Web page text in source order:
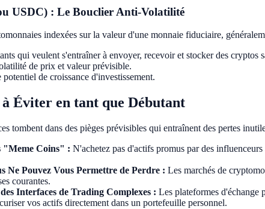
USDC) : Le Bouclier Anti-Volatilité
indexées sur la valeur d'une monnaie fiduciaire,
qui veulent s'entraîner à envoyer, recevoir et stocker des cryptos
de prix et valeur prévisible.
potentiel de croissance d'investissement.
Éviter en tant que Débutant
tombent dans des pièges prévisibles qui entraînent des pertes
"Meme Coins" : N'achetez pas d'actifs promus par des
Ne Pouvez Vous Permettre de Perdre : Les marchés de
courantes.
Interfaces de Trading Complexes : Les plateformes d'échange
vos actifs directement dans un portefeuille personnel.